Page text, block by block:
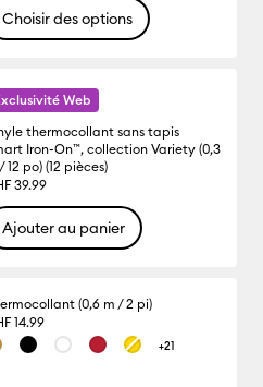
Choisir des options
Web
thermocollant sans tapis
Iron-On™, collection Variety (0,3
12 po) (12 pièces)
39.99
Ajouter au panier
(0,6 m / 2 pi)
14.99
+21